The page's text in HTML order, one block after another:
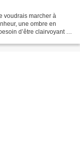
voudrais marcher à
une ombre en
d’être clairvoyant ni